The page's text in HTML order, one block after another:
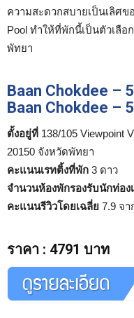
ความสะดวกสบายเป็นเลิศข
Pool ทำให้ที่พักนี้เป็นตัวเลื
พัทยา
Baan Chokdee –
Baan Chokdee –
ตั้งอยู่ที่ 138/105 Viewpoint
20150 จังหวัดพัทยา
คะแนนเรทติ้งที่พัก 3 ดาว
จำนวนห้องพักรองรับนักท่อง
คะแนนรีวิวโดยเฉลี่ย 7.9 จ
ราคา : 4791 บาท